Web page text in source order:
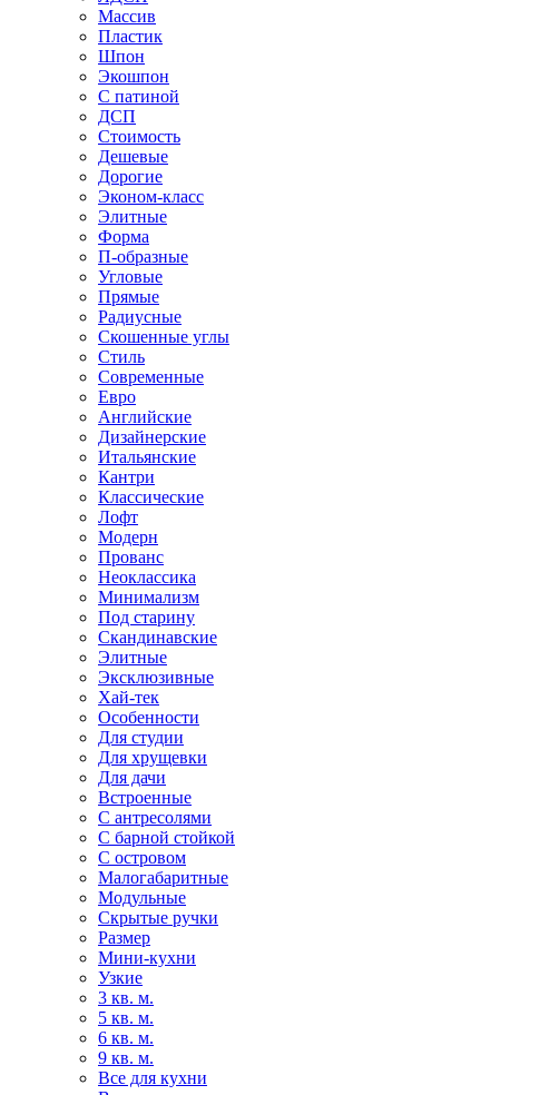
Массив
Пластик
Шпон
Экошпон
С патиной
ДСП
Стоимость
Дешевые
Дорогие
Эконом-класс
Элитные
Форма
П-образные
Угловые
Прямые
Радиусные
Скошенные углы
Стиль
Современные
Евро
Английские
Дизайнерские
Итальянские
Кантри
Классические
Лофт
Модерн
Прованс
Неоклассика
Минимализм
Под старину
Скандинавские
Элитные
Эксклюзивные
Хай-тек
Особенности
Для студии
Для хрущевки
Для дачи
Встроенные
С антресолями
С барной стойкой
С островом
Малогабаритные
Модульные
Скрытые ручки
Размер
Мини-кухни
Узкие
3 кв. м.
5 кв. м.
6 кв. м.
9 кв. м.
Все для кухни